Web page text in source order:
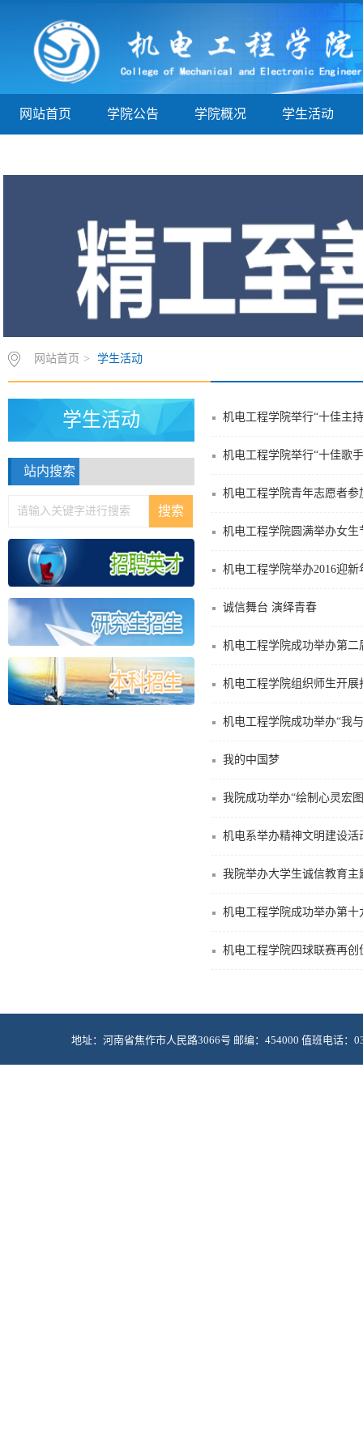
网站首页 学院公告 学院概况 学生活动
网站首页 > 学生活动
学生活动
站内搜索
机电工程学院举行“十佳主
机电工程学院举行“十佳歌
机电工程学院青年志愿者参
机电工程学院圆满举办女生
机电工程学院举办2016迎
诚信舞台 演绎青春
机电工程学院成功举办第二
机电工程学院组织师生开展
机电工程学院成功举办“我
我的中国梦
我院成功举办“绘制心灵宏
机电系举办精神文明建设活
我院举办大学生诚信教育主
机电工程学院成功举办第十
机电工程学院四球联赛再创
地址：河南省焦作市人民路3066号 邮编：454000 值班电话：